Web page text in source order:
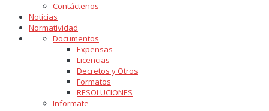
Contáctenos
Noticias
Normatividad
Documentos
Expensas
Licencias
Decretos y Otros
Formatos
RESOLUCIONES
Informate